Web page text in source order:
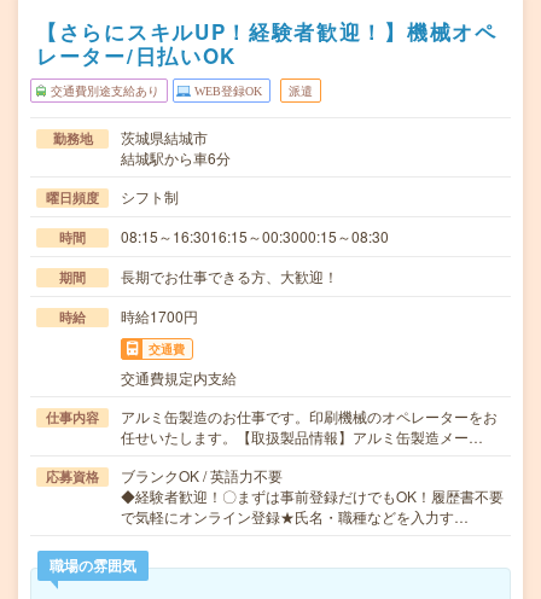
【さらにスキルUP！経験者歓迎！】機械オペ
レーター/日払いOK
交通費別途支給あり WEB登録OK 派遣
勤務地
茨城県結城市
結城駅から車6分
曜日頻度 シフト制
時間 08:15～16:3016:15～00:3000:15～08:30
期間 長期でお仕事できる方、大歓迎！
時給 時給1700円
交通費
交通費規定内支給
仕事内容
アルミ缶製造のお仕事です。印刷機械のオペレーターをお
任せいたします。【取扱製品情報】アルミ缶製造メー…
応募資格
ブランクOK / 英語力不要
◆経験者歓迎！〇まずは事前登録だけでもOK！履歴書不要
で気軽にオンライン登録★氏名・職種などを入力す…
職場の雰囲気